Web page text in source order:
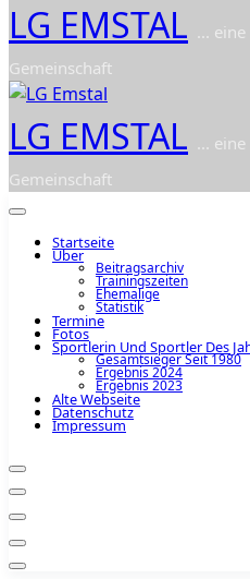
LG EMSTAL ...
Gemeinschaft
LG EMSTAL ...
Gemeinschaft
Startseite
Über
Beitragsarchiv
Trainingszeiten
Ehemalige
Statistik
Termine
Fotos
Sportlerin Und Sportler Des
Gesamtsieger Seit 1980
Ergebnis 2024
Ergebnis 2023
Alte Webseite
Datenschutz
Impressum